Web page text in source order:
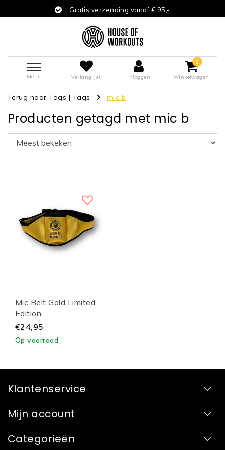
Gratis verzending vanaf € 95,-
Menu Verlanglijst Inloggen
0
Winkelwagen
Terug naar Tags | Tags mic b
Producten getagd met mic b
Mic Belt Gold Limited
Edition
€24,95
Op voorraad
Klantenservice
Mijn account
Categorieën